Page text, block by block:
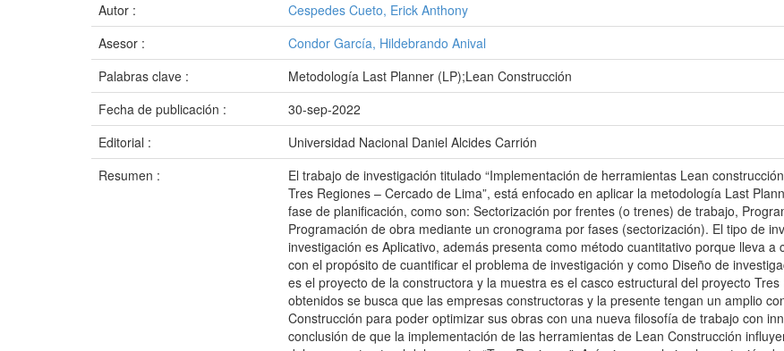
Autor :
Cespedes Cueto, Erick Anthony
Asesor :
Condor García, Hildebrando Anival
Palabras clave :
Metodología Last Planner (LP);Lean Construcción
Fecha de publicación :
30-sep-2022
Editorial :
Universidad Nacional Daniel Alcides Carrión
Resumen :
El trabajo de investigación titulado “Implementación de herramientas Lean
Tres Regiones – Cercado de Lima”, está enfocado en aplicar la metodología Last
fase de planificación, como son: Sectorización por frentes (o trenes) de trabajo,
Programación de obra mediante un cronograma por fases (sectorización). El tipo de
investigación es Aplicativo, además presenta como método cuantitativo porque lleva
con el propósito de cuantificar el problema de investigación y como Diseño de
es el proyecto de la constructora y la muestra es el casco estructural del proyecto
obtenidos se busca que las empresas constructoras y la presente tengan un amplio
Construcción para poder optimizar sus obras con una nueva filosofía de trabajo con
conclusión de que la implementación de las herramientas de Lean Construcción